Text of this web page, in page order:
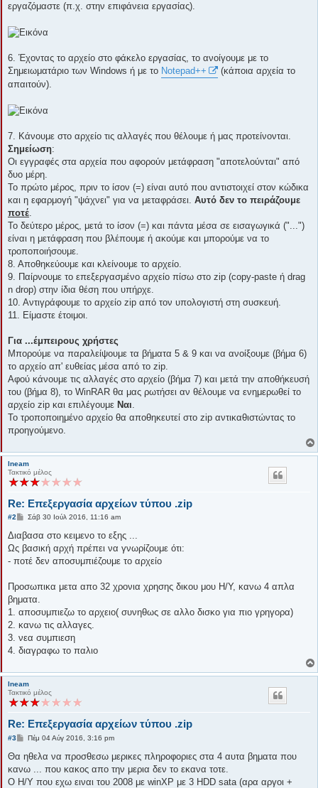
εργαζόμαστε (π.χ. στην επιφάνεια εργασίας).
6. Έχοντας το αρχείο στο φάκελο εργασίας, το ανοίγουμε με το
Σημειωματάριο των Windows ή με το Notepad++
(κάποια αρχεία το
απαιτούν).
7. Κάνουμε στο αρχείο τις αλλαγές που θέλουμε ή μας προτείνονται.
Σημείωση:
Οι εγγραφές στα αρχεία που αφορούν μετάφραση "αποτελούνται" από
δυο μέρη.
Το πρώτο μέρος, πριν το ίσον (=) είναι αυτό που αντιστοιχεί στον κώδικα
και η εφαρμογή "ψάχνει" για να μεταφράσει. Αυτό δεν το πειράζουμε
ποτέ
Το δεύτερο μέρος, μετά το ίσον (=) και πάντα μέσα σε εισαγωγικά ("...")
είναι η μετάφραση που βλέπουμε ή ακούμε και μπορούμε να το
τροποποιήσουμε.
8. Αποθηκεύουμε και κλείνουμε το αρχείο.
9. Παίρνουμε το επεξεργασμένο αρχείο πίσω στο zip (copy-paste ή drag
n drop) στην ίδια θέση που υπήρχε.
10. Αντιγράφουμε το αρχείο zip από τον υπολογιστή στη συσκευή.
11. Είμαστε έτοιμοι.
Για ...έμπειρους χρήστες
Μπορούμε να παραλείψουμε τα βήματα 5 & 9 και να ανοίξουμε (βήμα 6)
το αρχείο απ' ευθείας μέσα από το zip.
Αφού κάνουμε τις αλλαγές στο αρχείο (βήμα 7) και μετά την αποθήκευσή
του (βήμα 8), το WinRAR θα μας ρωτήσει αν θέλουμε να ενημερωθεί το
αρχείο zip και επιλέγουμε Ναι
Το τροποποιημένο αρχείο θα αποθηκευτεί στο zip αντικαθιστώντας το
προηγούμενο.
lneam
Τακτικό μέλος
Re: Επεξεργασία αρχείων τύπου .zip
#2
Δ
μ
σ
ί
σ
Σάβ 30 Ιούλ 2016, 11:16 am
Διαβασα στο κειμενο το εξης ...
Ως βασική αρχή πρέπει να γνωρίζουμε ότι:
- ποτέ δεν αποσυμπιέζουμε το αρχείο
Προσωπικα μετα απο 32 χρονια χρησης δικου μου Η/Υ, κανω 4 απλα
βηματα.
1. αποσυμπιεζω το αρχειο( συνηθως σε αλλο δισκο για πιο γρηγορα)
2. κανω τις αλλαγες.
3. νεα συμπιεση
4. διαγραφω το παλιο
lneam
Τακτικό μέλος
Re: Επεξεργασία αρχείων τύπου .zip
#3
Δ
μ
ο
σ
ί
Πέμ 04 Αύγ 2016, 3:16 pm
Θα ηθελα να προσθεσω μερικες πληροφοριες στα 4 αυτα βηματα που
κανω ... που κακος απο την μερια δεν το εκανα τοτε.
Ο Η/Υ που εχω ειναι του 2008 με winXP με 3 HDD sata (αρα αργοι +